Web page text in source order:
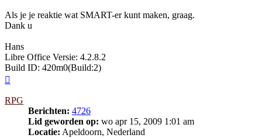
Als je je reaktie wat SMART-er kunt maken, graag.
Dank u
Hans
Libre Office Versie: 4.2.8.2
Build ID: 420m0(Build:2)
RPG
Berichten: 4726
Lid geworden op: wo apr 15, 2009 1:01 am
Locatie: Apeldoorn, Nederland